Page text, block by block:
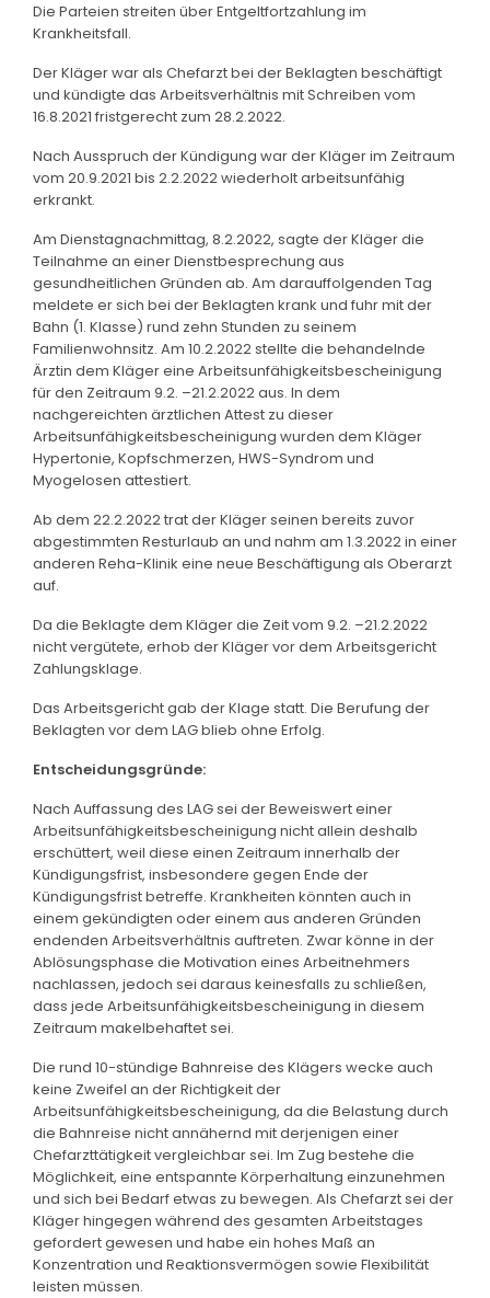
Die Parteien streiten über Entgeltfortzahlung im
Krankheitsfall.
Der Kläger war als Chefarzt bei der Beklagten beschäftigt
und kündigte das Arbeitsverhältnis mit Schreiben vom
16.8.2021 fristgerecht zum 28.2.2022.
Nach Ausspruch der Kündigung war der Kläger im Zeitraum
vom 20.9.2021 bis 2.2.2022 wiederholt arbeitsunfähig
erkrankt.
Am Dienstagnachmittag, 8.2.2022, sagte der Kläger die
Teilnahme an einer Dienstbesprechung aus
gesundheitlichen Gründen ab. Am darauffolgenden Tag
meldete er sich bei der Beklagten krank und fuhr mit der
Bahn (1. Klasse) rund zehn Stunden zu seinem
Familienwohnsitz. Am 10.2.2022 stellte die behandelnde
Ärztin dem Kläger eine Arbeitsunfähigkeitsbescheinigung
für den Zeitraum 9.2. –21.2.2022 aus. In dem
nachgereichten ärztlichen Attest zu dieser
Arbeitsunfähigkeitsbescheinigung wurden dem Kläger
Hypertonie, Kopfschmerzen, HWS-Syndrom und
Myogelosen attestiert.
Ab dem 22.2.2022 trat der Kläger seinen bereits zuvor
abgestimmten Resturlaub an und nahm am 1.3.2022 in einer
anderen Reha-Klinik eine neue Beschäftigung als Oberarzt
auf.
Da die Beklagte dem Kläger die Zeit vom 9.2. –21.2.2022
nicht vergütete, erhob der Kläger vor dem Arbeitsgericht
Zahlungsklage.
Das Arbeitsgericht gab der Klage statt. Die Berufung der
Beklagten vor dem LAG blieb ohne Erfolg.
Entscheidungsgründe:
Nach Auffassung des LAG sei der Beweiswert einer
Arbeitsunfähigkeitsbescheinigung nicht allein deshalb
erschüttert, weil diese einen Zeitraum innerhalb der
Kündigungsfrist, insbesondere gegen Ende der
Kündigungsfrist betreffe. Krankheiten könnten auch in
einem gekündigten oder einem aus anderen Gründen
endenden Arbeitsverhältnis auftreten. Zwar könne in der
Ablösungsphase die Motivation eines Arbeitnehmers
nachlassen, jedoch sei daraus keinesfalls zu schließen,
dass jede Arbeitsunfähigkeitsbescheinigung in diesem
Zeitraum makelbehaftet sei.
Die rund 10-stündige Bahnreise des Klägers wecke auch
keine Zweifel an der Richtigkeit der
Arbeitsunfähigkeitsbescheinigung, da die Belastung durch
die Bahnreise nicht annähernd mit derjenigen einer
Chefarzttätigkeit vergleichbar sei. Im Zug bestehe die
Möglichkeit, eine entspannte Körperhaltung einzunehmen
und sich bei Bedarf etwas zu bewegen. Als Chefarzt sei der
Kläger hingegen während des gesamten Arbeitstages
gefordert gewesen und habe ein hohes Maß an
Konzentration und Reaktionsvermögen sowie Flexibilität
leisten müssen.